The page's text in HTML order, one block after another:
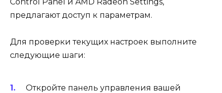
предлагают доступ к параметрам.
Для проверки текущих настроек выполните
следующие шаги:
Откройте панель управления вашей